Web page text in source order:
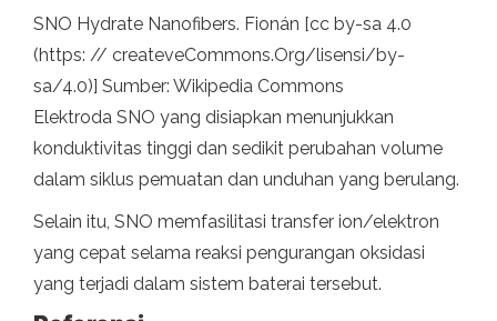
SNO Hydrate Nanofibers. Fionán [cc by-sa 4.0
(https: // createveCommons.Org/lisensi/by-
sa/4.0)] Sumber: Wikipedia Commons
Elektroda SNO yang disiapkan menunjukkan
konduktivitas tinggi dan sedikit perubahan volume
dalam siklus pemuatan dan unduhan yang berulang.
Selain itu, SNO memfasilitasi transfer ion/elektron
yang cepat selama reaksi pengurangan oksidasi
yang terjadi dalam sistem baterai tersebut.